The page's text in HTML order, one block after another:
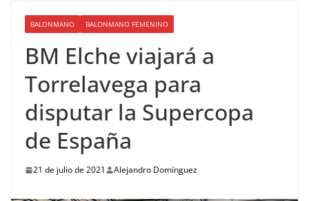
BALONMANO BALONMANO FEMENINO
BM Elche viajará a
Torrelavega para
disputar la Supercopa
de España
21 de julio de 2021 Alejandro Domínguez